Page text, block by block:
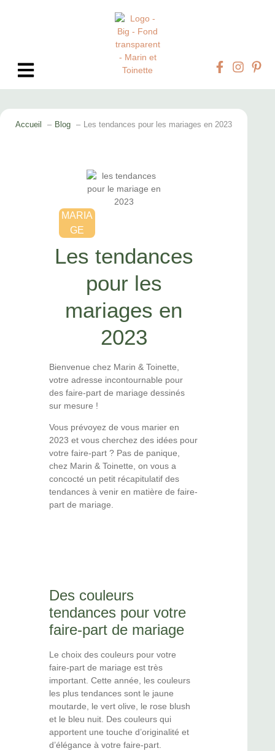
Accueil Blog Les tendances pour les mariages en 2023
MARIA
GE
Les tendances
pour les
mariages en
2023
Bienvenue chez Marin & Toinette,
votre adresse incontournable pour
des faire-part de mariage dessinés
sur mesure !
Vous prévoyez de vous marier en
2023 et vous cherchez des idées pour
votre faire-part ? Pas de panique,
chez Marin & Toinette, on vous a
concocté un petit récapitulatif des
tendances à venir en matière de faire-
part de mariage.
Des couleurs
tendances pour votre
faire-part de mariage
Le choix des couleurs pour votre
faire-part de mariage est très
important. Cette année, les couleurs
les plus tendances sont le jaune
moutarde, le vert olive, le rose blush
et le bleu nuit. Des couleurs qui
apportent une touche d’originalité et
d’élégance à votre faire-part.